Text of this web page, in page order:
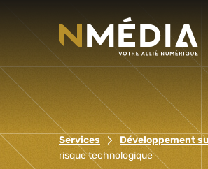
Services Développement
risque technologique